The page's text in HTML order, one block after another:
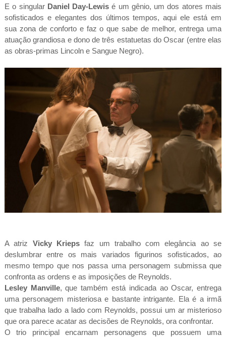
E o singular Daniel Day-Lewis é um gênio, um dos atores mais
sofisticados e elegantes dos últimos tempos, aqui ele está em
sua zona de conforto e faz o que sabe de melhor, entrega uma
atuação grandiosa e dono de três estatuetas do Oscar (entre elas
as obras-primas Lincoln e Sangue Negro).
A atriz Vicky Kriepsfaz um trabalho com elegância ao se
deslumbrar entre os mais variados figurinos sofisticados, ao
mesmo tempo que nos passa uma personagem submissa que
confronta as ordens e as imposições de Reynolds.
Lesley Manville, que também está indicada ao Oscar, entrega
uma personagem misteriosa e bastante intrigante. Ela é a irmã
que trabalha lado a lado com Reynolds, possui um ar misterioso
que ora parece acatar as decisões de Reynolds, ora confrontar.
O trio principal encarnam personagens que possuem uma